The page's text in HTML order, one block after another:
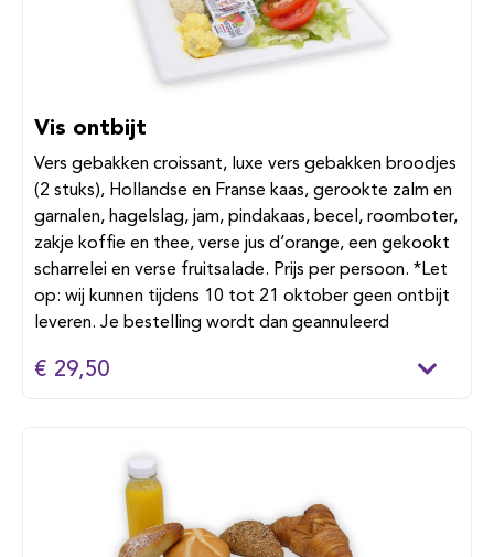
Vis ontbijt
Vers gebakken croissant, luxe vers gebakken broodjes
(2 stuks), Hollandse en Franse kaas, gerookte zalm en
garnalen, hagelslag, jam, pindakaas, becel, roomboter,
zakje koffie en thee, verse jus d’orange, een gekookt
scharrelei en verse fruitsalade. Prijs per persoon. *Let
op: wij kunnen tijdens 10 tot 21 oktober geen ontbijt
leveren. Je bestelling wordt dan geannuleerd
€ 29,50